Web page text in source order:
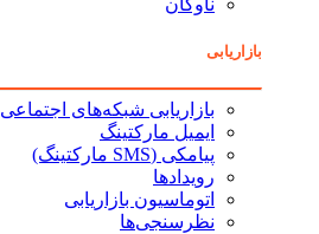
ناوگان
بازاریابی
بازاریابی شبکه‌های اجتماعی
ایمیل مارکتینگ
پیامکی (SMS مارکتینگ)
رویدادها
اتوماسیون بازاریابی
نظرسنجی‌ها